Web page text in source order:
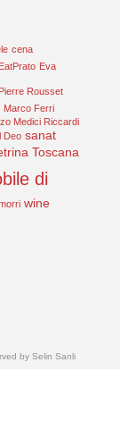
cena
EatPrato Eva
Rousset
Marco Ferri
Medici Riccardi
Deo sanat
Toscana
di
wine
by Selin Sanli